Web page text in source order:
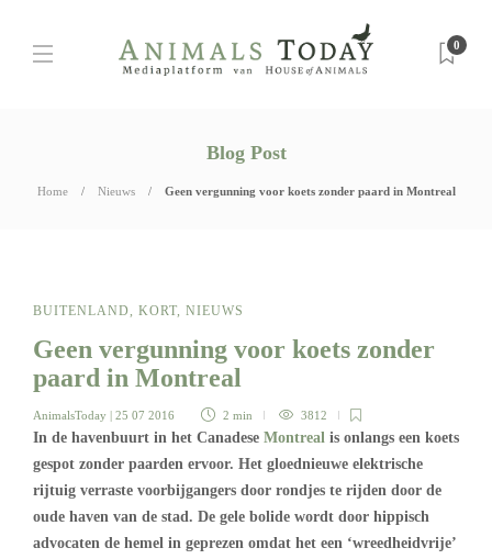
0
Blog Post
Home Nieuws Geen vergunning voor koets zonder paard in Montreal
BUITENLAND, KORT, NIEUWS
Geen vergunning voor koets zonder
paard in Montreal
AnimalsToday | 25 07 2016 2 min 3812
In de havenbuurt in het Canadese Montreal is onlangs een koets
gespot zonder paarden ervoor. Het gloednieuwe elektrische
rijtuig verraste voorbijgangers door rondjes te rijden door de
oude haven van de stad. De gele bolide wordt door hippisch
advocaten de hemel in geprezen omdat het een ‘wreedheidvrije’